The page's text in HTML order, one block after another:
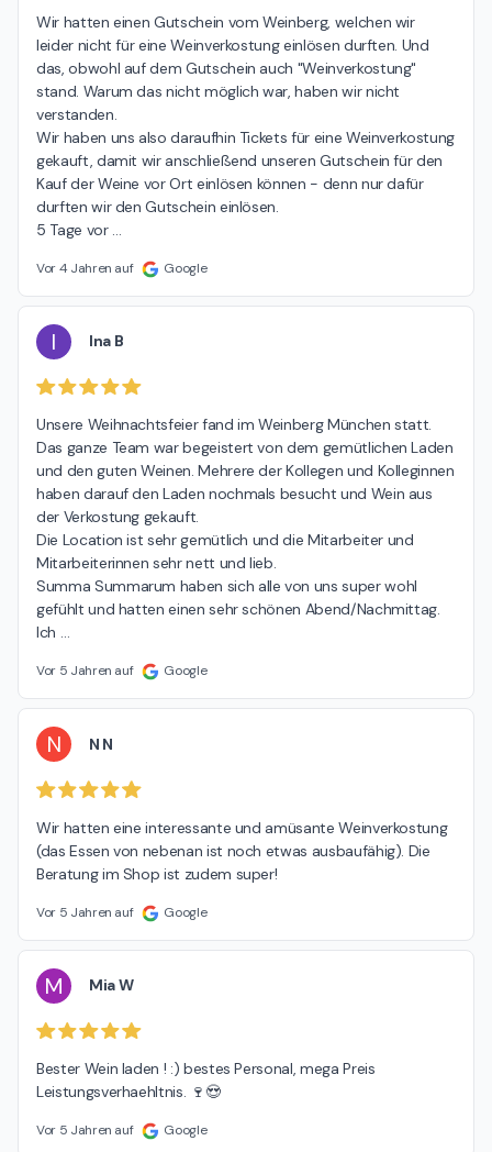
Wir hatten einen Gutschein vom Weinberg, welchen wir
leider nicht für eine Weinverkostung einlösen durften. Und
das, obwohl auf dem Gutschein auch "Weinverkostung"
stand. Warum das nicht möglich war, haben wir nicht
verstanden.
Wir haben uns also daraufhin Tickets für eine Weinverkostung
gekauft, damit wir anschließend unseren Gutschein für den
Kauf der Weine vor Ort einlösen können - denn nur dafür
durften wir den Gutschein einlösen.
5 Tage vor
Vor 4 Jahren auf Google
I Ina B
Unsere Weihnachtsfeier fand im Weinberg München statt.
Das ganze Team war begeistert von dem gemütlichen Laden
und den guten Weinen. Mehrere der Kollegen und Kolleginnen
haben darauf den Laden nochmals besucht und Wein aus
der Verkostung gekauft.
Die Location ist sehr gemütlich und die Mitarbeiter und
Mitarbeiterinnen sehr nett und lieb.
Summa Summarum haben sich alle von uns super wohl
gefühlt und hatten einen sehr schönen Abend/Nachmittag.
Ich …
Vor 5 Jahren auf Google
N N N
Wir hatten eine interessante und amüsante Weinverkostung
(das Essen von nebenan ist noch etwas ausbaufähig). Die
Beratung im Shop ist zudem super!
Vor 5 Jahren auf Google
M Mia W
Bester Wein laden ! :) bestes Personal, mega Preis
Leistungsverhaehltnis. 🍷😍
Vor 5 Jahren auf Google